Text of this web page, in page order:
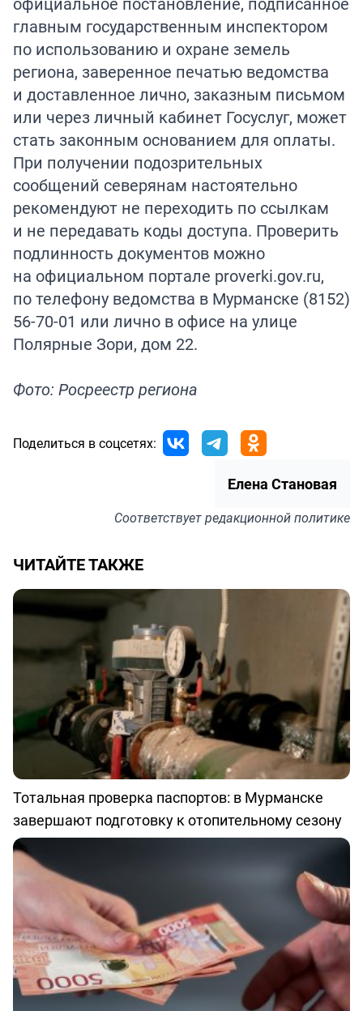
главным государственным инспектором
по использованию и охране земель
региона, заверенное печатью ведомства
и доставленное лично, заказным письмом
или через личный кабинет Госуслуг, может
стать законным основанием для оплаты.
При получении подозрительных
сообщений северянам настоятельно
рекомендуют не переходить по ссылкам
и не передавать коды доступа. Проверить
подлинность документов можно
на официальном портале proverki.gov.ru,
по телефону ведомства в Мурманске (8152)
56-70-01 или лично в офисе на улице
Полярные Зори, дом 22.
Фото: Росреестр региона
Поделиться в соцсетях:
Елена Становая
Соответствуетредакционной политике
ЧИТАЙТЕ ТАКЖЕ
Тотальная проверка паспортов: в Мурманске
завершают подготовку к отопительному сезону